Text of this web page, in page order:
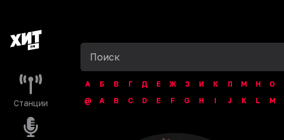
Станции
А Б В Г Д Е Ж З И К Л М Н О
@
A B C D E F G H I J K L M